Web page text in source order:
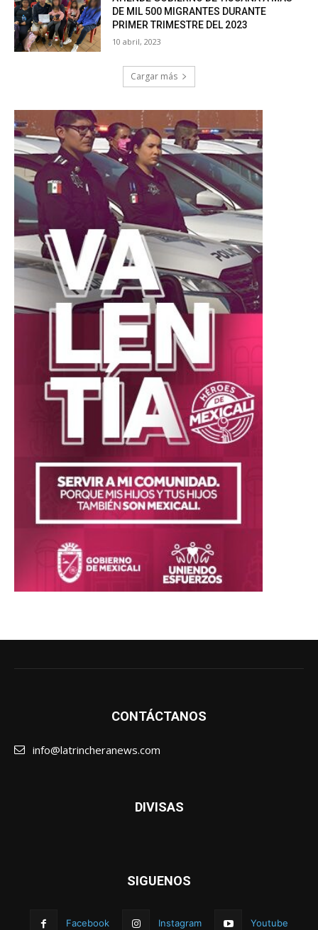
DE MIL 500 MIGRANTES DURANTE
PRIMER TRIMESTRE DEL 2023
10 abril, 2023
Cargar más
CONTÁCTANOS
info@latrincheranews.com
DIVISAS
SIGUENOS
Facebook Instagram Youtube